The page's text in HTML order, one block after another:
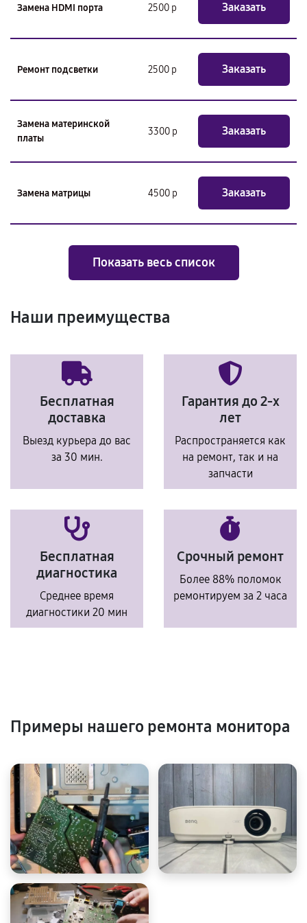
Замена HDMI порта 2500 р Заказать
Ремонт подсветки 2500 р Заказать
Замена материнской
платы
3300 р Заказать
Замена матрицы 4500 р Заказать
Показать весь список
Наши преимущества
Бесплатная
доставка
Выезд курьера до вас
за 30 мин.
Гарантия до 2-х
лет
Распространяется как
на ремонт, так и на
запчасти
Бесплатная
диагностика
Среднее время
диагностики 20 мин
Срочный ремонт
Более 88% поломок
ремонтируем за 2 часа
Примеры нашего ремонта монитора